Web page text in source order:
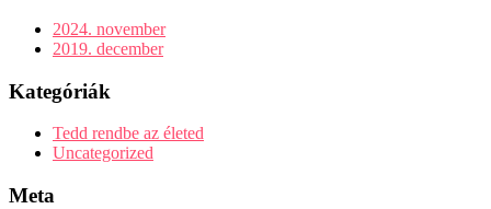
2024. november
2019. december
Kategóriák
Tedd rendbe az életed
Uncategorized
Meta